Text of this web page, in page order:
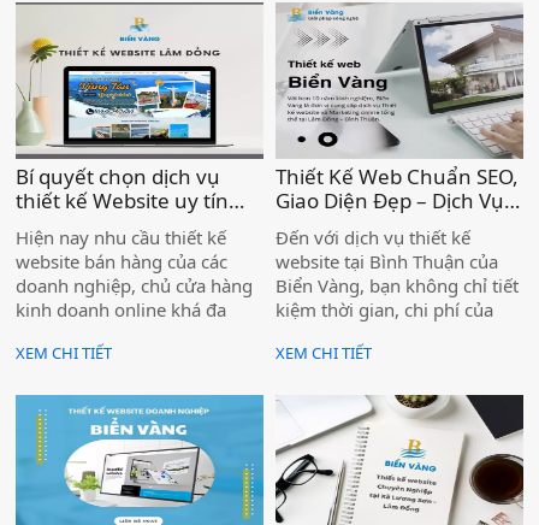
doanh nghiệp lựa chọn việc
thuê các đơn vị thiết kế
website uy tín trọn gói để tối
ưu lợi ích và chi phí.
Bí quyết chọn dịch vụ
thiết kế Website uy tín
cho doanh nghiệp )
Hiện nay nhu cầu thiết kế
website bán hàng của các
doanh nghiệp, chủ cửa hàng
kinh doanh online khá đa
một trang web bằng chính
doanh nghiệp lựa chọn việc
thuê các đơn vị thiết kế
website uy tín trọn gói để tối
ưu lợi ích và chi phí.
XEM CHI TIẾT
Thiết Kế Web Chuẩn SEO,
Giao Diện Đẹp – Dịch Vụ
Biển Vàng Bình Thuận )
Đến với dịch vụ thiết kế
website tại Bình Thuận của
Biển Vàng, bạn không chỉ tiết
kiệm thời gian, chi phí của
được những website chất
nhất.
XEM CHI TIẾT